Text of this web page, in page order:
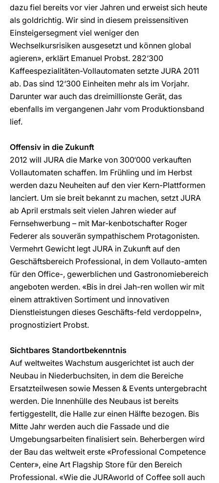
dazu fiel bereits vor vier Jahren und erweist sich heute
als goldrichtig. Wir sind in diesem preissensitiven
Einsteigersegment viel weniger den
Wechselkursrisiken ausgesetzt und können global
agieren», erklärt Emanuel Probst. 282‘300
Kaffeespezialitäten-Vollautomaten setzte JURA 2011
ab. Das sind 12‘300 Einheiten mehr als im Vorjahr.
Darunter war auch das dreimillionste Gerät, das
ebenfalls im vergangenen Jahr vom Produktionsband
lief.
Offensiv in die Zukunft
2012 will JURA die Marke von 300‘000 verkauften
Vollautomaten schaffen. Im Frühling und im Herbst
werden dazu Neuheiten auf den vier Kern-Plattformen
lanciert. Um sie breit bekannt zu machen, setzt JURA
ab April erstmals seit vielen Jahren wieder auf
Fernsehwerbung – mit Mar-kenbotschafter Roger
Federer als souverän sympathischem Protagonisten.
Vermehrt Gewicht legt JURA in Zukunft auf den
Geschäftsbereich Professional, in dem Vollauto-amten
für den Office-, gewerblichen und Gastronomiebereich
angeboten werden. «Bis in drei Jah-ren wollen wir mit
einem attraktiven Sortiment und innovativen
Dienstleistungen dieses Geschäfts-feld verdoppeln»,
prognostiziert Probst.
Sichtbares Standortbekenntnis
Auf weltweites Wachstum ausgerichtet ist auch der
Neubau in Niederbuchsiten, in dem die Bereiche
Ersatzteilwesen sowie Messen & Events untergebracht
werden. Die Innenhülle des Neubaus ist bereits
fertiggestellt, die Halle zur einen Hälfte bezogen. Bis
Mitte Jahr werden auch die Fassade und die
Umgebungsarbeiten finalisiert sein. Beherbergen wird
der Bau das weltweit erste «Professional Competence
Center», eine Art Flagship Store für den Bereich
Professional. «Wie die JURAworld of Coffee soll auch